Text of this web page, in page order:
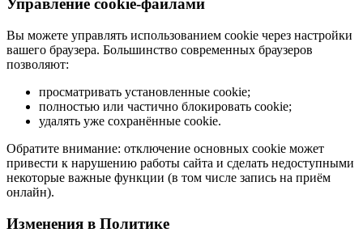
Управление cookie-файлами
Вы можете управлять использованием cookie через настройки
вашего браузера. Большинство современных браузеров
позволяют:
просматривать установленные cookie;
полностью или частично блокировать cookie;
удалять уже сохранённые cookie.
Обратите внимание: отключение основных cookie может
привести к нарушению работы сайта и сделать недоступными
некоторые важные функции (в том числе запись на приём
онлайн).
Изменения в Политике